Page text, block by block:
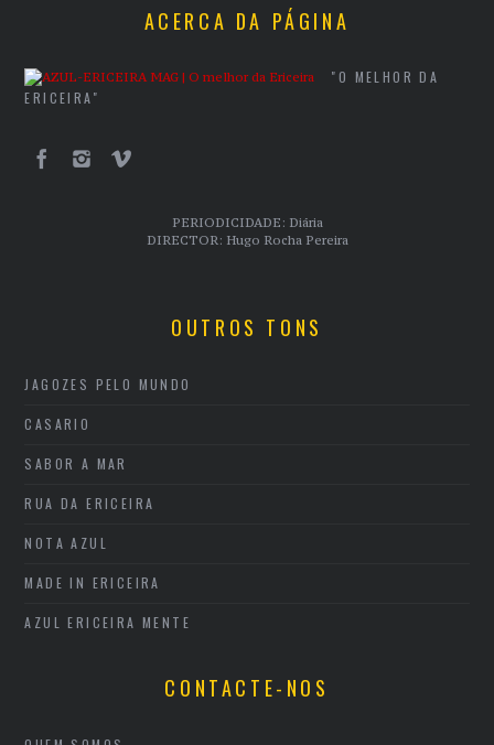
ACERCA DA PÁGINA
"O MELHOR DA
ERICEIRA"
PERIODICIDADE: Diária
DIRECTOR: Hugo Rocha Pereira
OUTROS TONS
JAGOZES PELO MUNDO
CASARIO
SABOR A MAR
RUA DA ERICEIRA
NOTA AZUL
MADE IN ERICEIRA
AZUL ERICEIRA MENTE
CONTACTE-NOS